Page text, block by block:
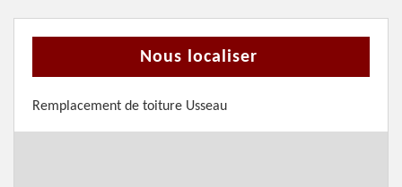
Nous localiser
Remplacement de toiture Usseau